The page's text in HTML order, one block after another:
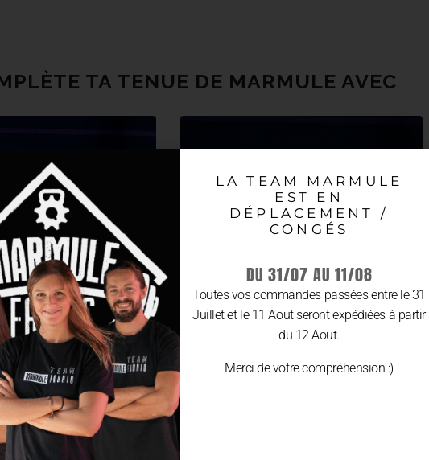
TA TENUE DE MARMULE AVEC
LA TEAM MARMULE
EST EN
DÉPLACEMENT /
CONGÉS
DU 31/07 AU 11/08
Toutes vos commandes passées entre le 31
Juillet et le 11 Aout seront expédiées à partir
du 12 Aout.
Merci de votre compréhension :)